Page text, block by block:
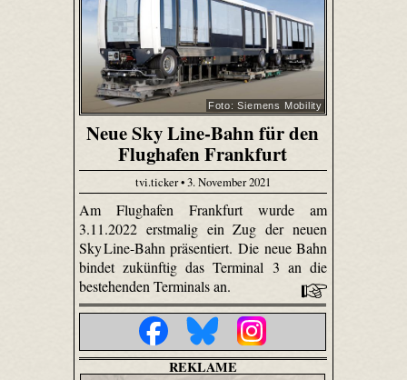
Foto: Siemens Mobility
Neue Sky Line-Bahn für den
Flughafen Frankfurt
tvi.ticker • 3. November 2021
Am Flughafen Frankfurt wurde am
3.11.2022 erstmalig ein Zug der neuen
Sky Line-Bahn präsentiert. Die neue Bahn
bindet zukünftig das Terminal 3 an die
bestehenden Terminals an.
REKLAME